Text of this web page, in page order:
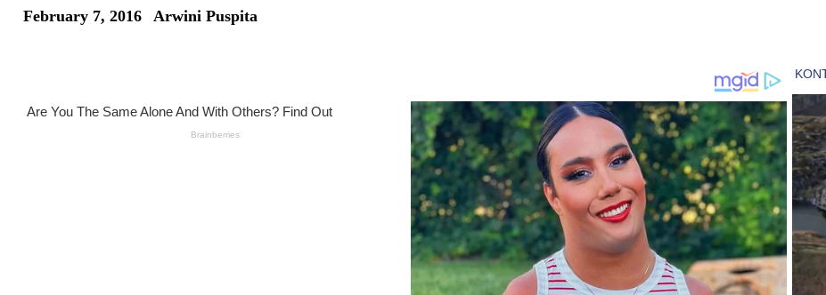
February 7, 2016 Arwini Puspita